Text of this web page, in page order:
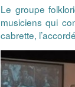
Le groupe
musiciens qui
cabrette,